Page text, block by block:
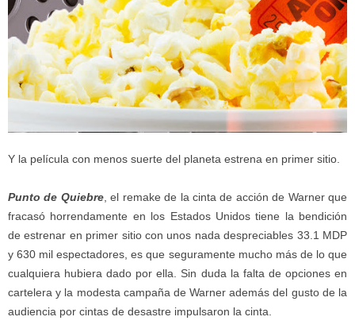
Y la película con menos suerte del planeta estrena en primer sitio.
Punto de Quiebre, el remake de la cinta de acción de Warner que
fracasó horrendamente en los Estados Unidos tiene la bendición
de estrenar en primer sitio con unos nada despreciables 33.1 MDP
y 630 mil espectadores, es que seguramente mucho más de lo que
cualquiera hubiera dado por ella. Sin duda la falta de opciones en
cartelera y la modesta campaña de Warner además del gusto de la
audiencia por cintas de desastre impulsaron la cinta.